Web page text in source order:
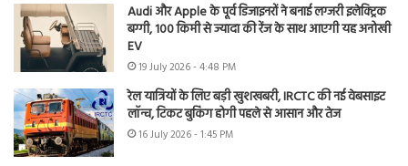
Audi और Apple के पूर्व डिजाइनरों ने बनाई लग्जरी इलेक्ट्रिक
बग्गी, 100 किमी से ज्यादा की रेंज के साथ आएगी यह अनोखी
EV
19 July 2026 - 4:48 PM
रेल यात्रियों के लिए बड़ी खुशखबरी, IRCTC की नई वेबसाइट
लॉन्च, टिकट बुकिंग होगी पहले से आसान और तेज
16 July 2026 - 1:45 PM